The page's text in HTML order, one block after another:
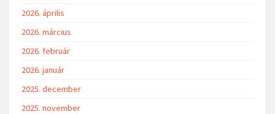
2026. április
2026. március
2026. február
2026. január
2025. december
2025. november